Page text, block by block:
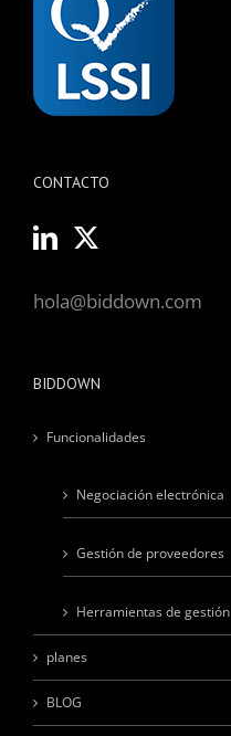
CONTACTO
hola@biddown.com
BIDDOWN
Funcionalidades
Negociación electrónica
Gestión de proveedores
Herramientas de gestión
planes
BLOG